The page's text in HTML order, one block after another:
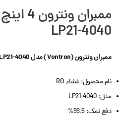
LP21-4040
ممبران ونترون (Vontron ) مدل LP21-4040
نام محصول: غشاء RO
مدل: LP21-4040
دفع نمک: 99.5%